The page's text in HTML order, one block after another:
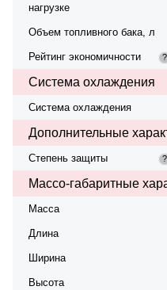
нагрузке
Объем топливного бака, л
Рейтинг экономичности
?
Система охлаждения
Система охлаждения
Дополнительные
Степень защиты ?
Массо-габаритные
Масса
Длина
Ширина
Высота